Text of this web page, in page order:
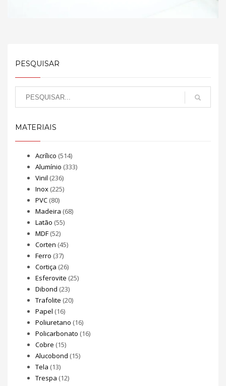
PESQUISAR
MATERIAIS
Acrílico (514)
Alumínio (333)
Vinil (236)
Inox (225)
PVC (80)
Madeira (68)
Latão (55)
MDF (52)
Corten (45)
Ferro (37)
Cortiça (26)
Esferovite (25)
Dibond (23)
Trafolite (20)
Papel (16)
Poliuretano (16)
Policarbonato (16)
Cobre (15)
Alucobond (15)
Tela (13)
Trespa (12)